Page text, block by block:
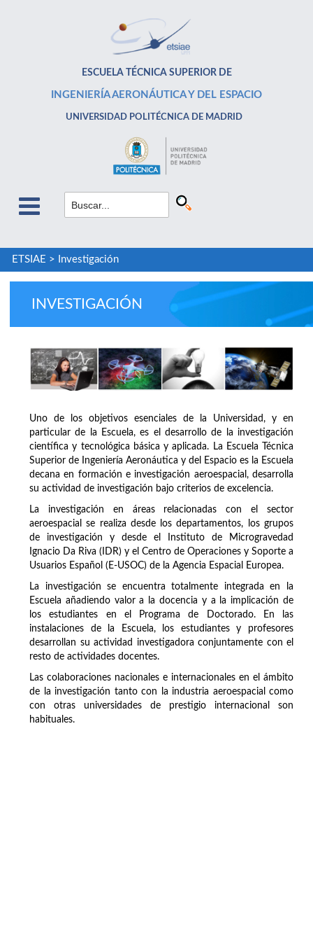
ESCUELA TÉCNICA SUPERIOR DE
INGENIERÍA AERONÁUTICA Y DEL ESPACIO
UNIVERSIDAD POLITÉCNICA DE MADRID
ETSIAE > Investigación
INVESTIGACIÓN
Uno de los objetivos esenciales de la Universidad, y en
particular de la Escuela, es el desarrollo de la investigación
científica y tecnológica básica y aplicada. La Escuela Técnica
Superior de Ingeniería Aeronáutica y del Espacio es la Escuela
decana en formación e investigación aeroespacial, desarrolla
su actividad de investigación bajo criterios de excelencia.
La investigación en áreas relacionadas con el sector
aeroespacial se realiza desde los departamentos, los grupos
de investigación y desde el Instituto de Microgravedad
Ignacio Da Riva (IDR) y el Centro de Operaciones y Soporte a
Usuarios Español (E-USOC) de la Agencia Espacial Europea.
La investigación se encuentra totalmente integrada en la
Escuela añadiendo valor a la docencia y a la implicación de
los estudiantes en el Programa de Doctorado. En las
instalaciones de la Escuela, los estudiantes y profesores
desarrollan su actividad investigadora conjuntamente con el
resto de actividades docentes.
Las colaboraciones nacionales e internacionales en el ámbito
de la investigación tanto con la industria aeroespacial como
con otras universidades de prestigio internacional son
habituales.